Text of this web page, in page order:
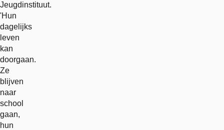
Jeugdinstituut.
'Hun
dagelijks
leven
kan
doorgaan.
Ze
blijven
naar
school
gaan,
hun